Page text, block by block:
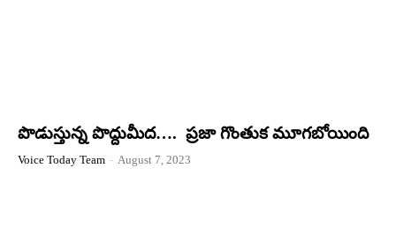
పొడుస్తున్న పొద్దుమీద…. ప్రజా గొంతుక మూగబోయింది
Voice Today Team - August 7, 2023